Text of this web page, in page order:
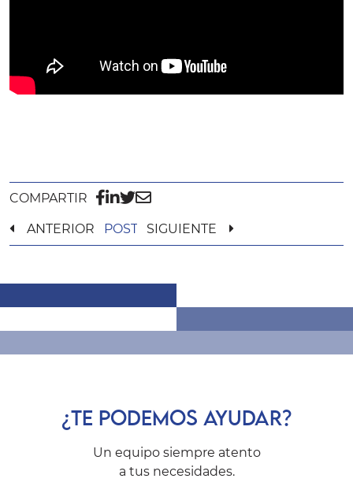
COMPARTIR
ANTERIOR POST SIGUIENTE
¿TE PODEMOS AYUDAR?
Un equipo siempre atento
a tus necesidades.